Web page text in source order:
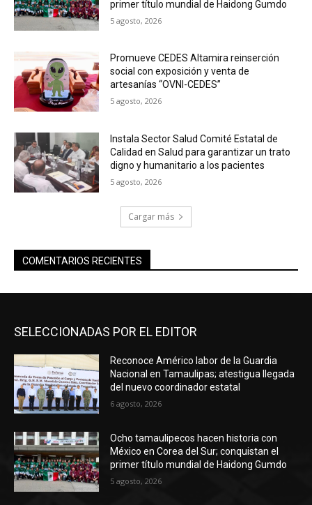
primer título mundial de Haidong Gumdo
5 agosto, 2026
Promueve CEDES Altamira reinserción
social con exposición y venta de
artesanías “OVNI-CEDES”
5 agosto, 2026
Instala Sector Salud Comité Estatal de
Calidad en Salud para garantizar un trato
digno y humanitario a los pacientes
5 agosto, 2026
Cargar más
COMENTARIOS RECIENTES
SELECCIONADAS POR EL EDITOR
Reconoce Américo labor de la Guardia
Nacional en Tamaulipas; atestigua llegada
del nuevo coordinador estatal
6 agosto, 2026
Ocho tamaulipecos hacen historia con
México en Corea del Sur; conquistan el
primer título mundial de Haidong Gumdo
5 agosto, 2026